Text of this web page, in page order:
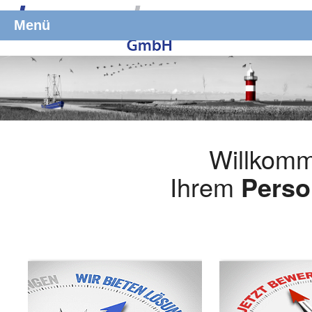
Menü
Ihrem